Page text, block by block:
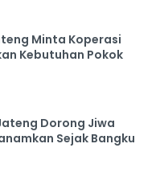
Minta Koperasi
Kebutuhan Pokok
Dorong Jiwa
Sejak Bangku